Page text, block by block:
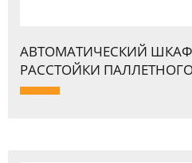
АВТОМАТИЧЕСКИЙ
PАССТОЙКИ